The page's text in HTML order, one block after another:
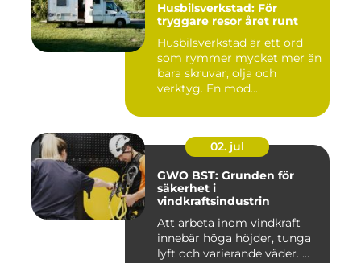
Husbilsverkstad: För
tryggare resor året runt
Husbilsverkstad är ett ord
som rymmer mycket mer än
bara skruvar, olja och
verktyg. En mod...
02. jul
GWO BST: Grunden för
säkerhet i
vindkraftsindustrin
Att arbeta inom vindkraft
innebär höga höjder, tunga
lyft och varierande väder. ...